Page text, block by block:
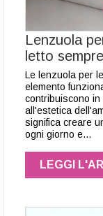
Lenzuola
letto
Le lenzuola per
elemento
contribuiscono in
all'estetica
significa creare
ogni giorno e…
LEGGI